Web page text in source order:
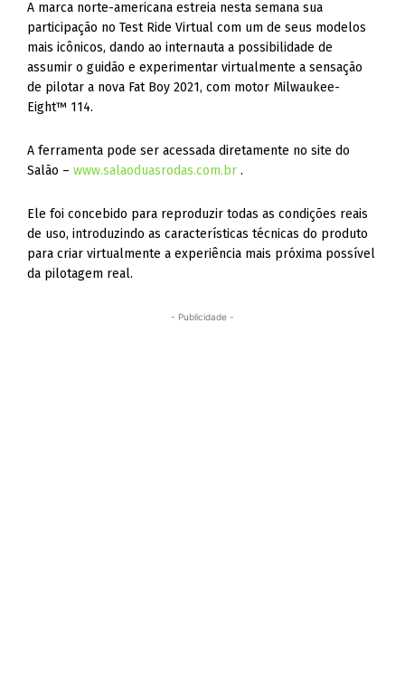
A marca norte-americana estreia nesta semana sua
participação no Test Ride Virtual com um de seus modelos
mais icônicos, dando ao internauta a possibilidade de
assumir o guidão e experimentar virtualmente a sensação
de pilotar a nova Fat Boy 2021, com motor Milwaukee-
Eight™ 114.
A ferramenta pode ser acessada diretamente no site do
Salão –www.salaoduasrodas.com.br .
Ele foi concebido para reproduzir todas as condições reais
de uso, introduzindo as características técnicas do produto
para criar virtualmente a experiência mais próxima possível
da pilotagem real.
- Publicidade -